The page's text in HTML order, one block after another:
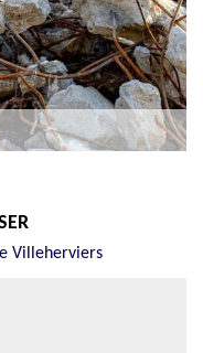
Villeherviers